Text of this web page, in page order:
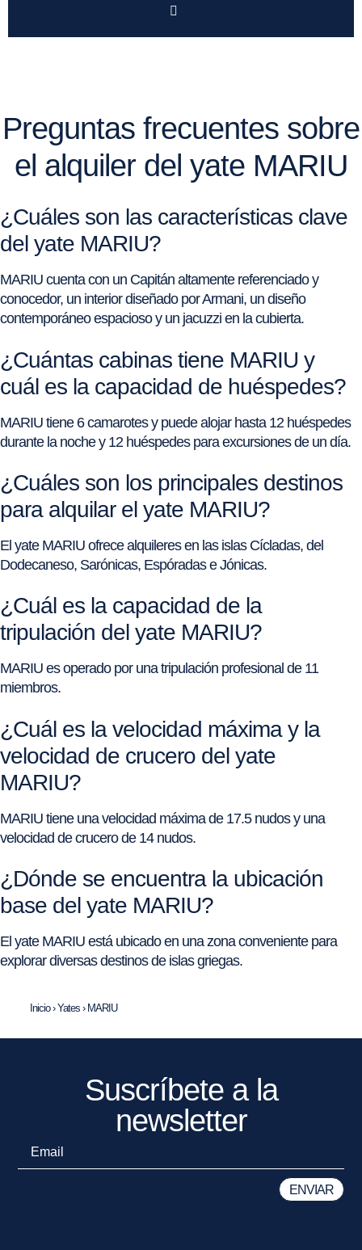
Preguntas frecuentes sobre
el alquiler del yate MARIU
¿Cuáles son las características clave
del yate MARIU?
MARIU cuenta con un Capitán altamente referenciado y
conocedor, un interior diseñado por Armani, un diseño
contemporáneo espacioso y un jacuzzi en la cubierta.
¿Cuántas cabinas tiene MARIU y
cuál es la capacidad de huéspedes?
MARIU tiene 6 camarotes y puede alojar hasta 12 huéspedes
durante la noche y 12 huéspedes para excursiones de un día.
¿Cuáles son los principales destinos
para alquilar el yate MARIU?
El yate MARIU ofrece alquileres en las islas Cícladas, del
Dodecaneso, Sarónicas, Espóradas e Jónicas.
¿Cuál es la capacidad de la
tripulación del yate MARIU?
MARIU es operado por una tripulación profesional de 11
miembros.
¿Cuál es la velocidad máxima y la
velocidad de crucero del yate
MARIU?
MARIU tiene una velocidad máxima de 17.5 nudos y una
velocidad de crucero de 14 nudos.
¿Dónde se encuentra la ubicación
base del yate MARIU?
El yate MARIU está ubicado en una zona conveniente para
explorar diversas destinos de islas griegas.
Inicio›Yates › MARIU
Suscríbete a la
newsletter